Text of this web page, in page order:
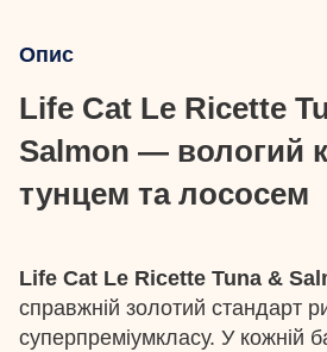
Опис
Life Cat Le Ricette
Salmon — вологий
тунцем та лососем
Life Cat Le Ricette Tuna &
справжній золотий стандарт
суперпреміумкласу. У кожній